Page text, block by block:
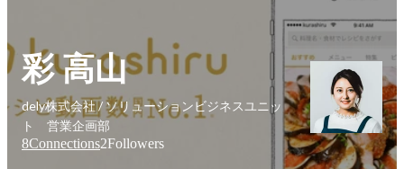
彩 高山
dely株式会社 / ソリューションビジネスユニッ
ト 営業企画部
8Connections2Followers